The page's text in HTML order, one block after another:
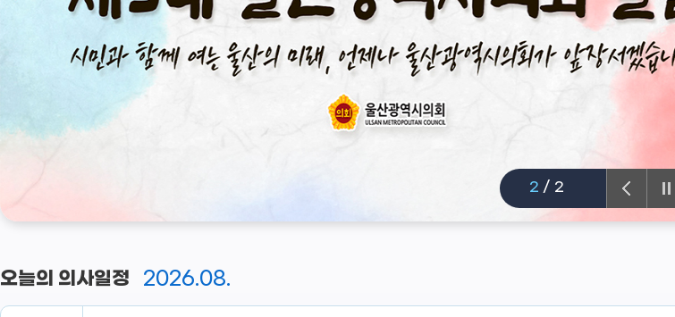
2 / 2
오늘의 의사일정 2026.08.